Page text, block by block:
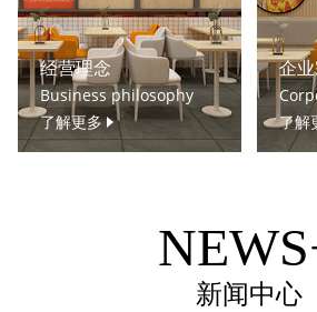
经营理念
Business philosophy
了解更多
企
了解
新闻中心